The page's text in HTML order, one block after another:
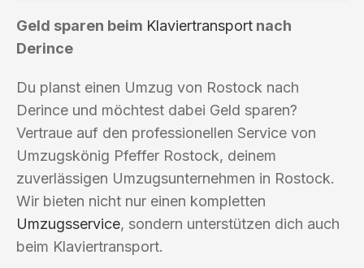
Geld sparen beim Klaviertransport nach
Derince
Du planst einen Umzug von Rostock nach
Derince und möchtest dabei Geld sparen?
Vertraue auf den professionellen Service von
Umzugskönig Pfeffer Rostock, deinem
zuverlässigen Umzugsunternehmen in Rostock.
Wir bieten nicht nur einen kompletten
Umzugsservice, sondern unterstützen dich auch
beim Klaviertransport.